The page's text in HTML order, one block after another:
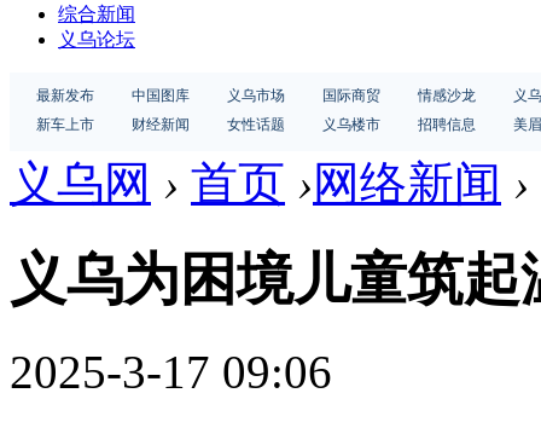
综合新闻
义乌论坛
最新发布 中国图库 义乌市场 国际商贸 情感沙龙
义
新车上市
财经新闻 女性话题 义乌楼市 招聘信息 美
义乌网 › 首页 ›网络新闻 ›
义乌为困境儿童筑起
2025-3-17 09:06